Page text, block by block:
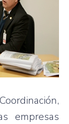
empresas